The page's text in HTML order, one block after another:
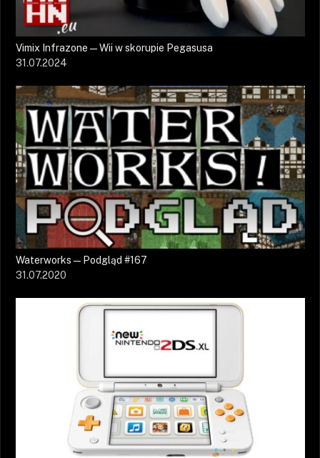
Vimix Infrazone — Wii w skorupie Pegasusa
31.07.2024
Waterworks — Podgląd #167
31.07.2020